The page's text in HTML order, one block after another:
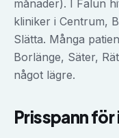
månader). I Falun
kliniker i Centrum,
Slätta. Många
Borlänge, Säter,
något lägre.
Prisspann för